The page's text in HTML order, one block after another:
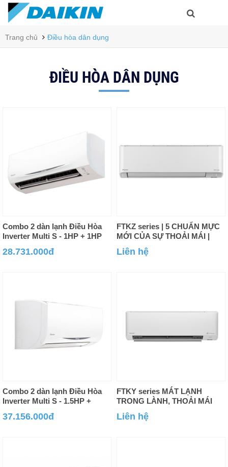
Trang chủ Điều hòa dân dụng
ĐIỀU HÒA DÂN DỤNG
Combo 2 dàn lạnh Điều Hòa
Inverter Multi S - 1HP + 1HP
28.731.000đ
FTKZ series | 5 CHUẨN MỰC
MỚI CỦA SỰ THOẢI MÁI |
Inverter R32
Liên hệ
Combo 2 dàn lạnh Điều Hòa
Inverter Multi S - 1.5HP +
37.156.000đ
FTKY series MÁT LẠNH
TRONG LÀNH, THOẢI MÁI
TỐI ĐA
Liên hệ